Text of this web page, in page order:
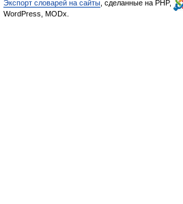
Экспорт словарей на сайты , сделанные на PHP,
WordPress, MODx.